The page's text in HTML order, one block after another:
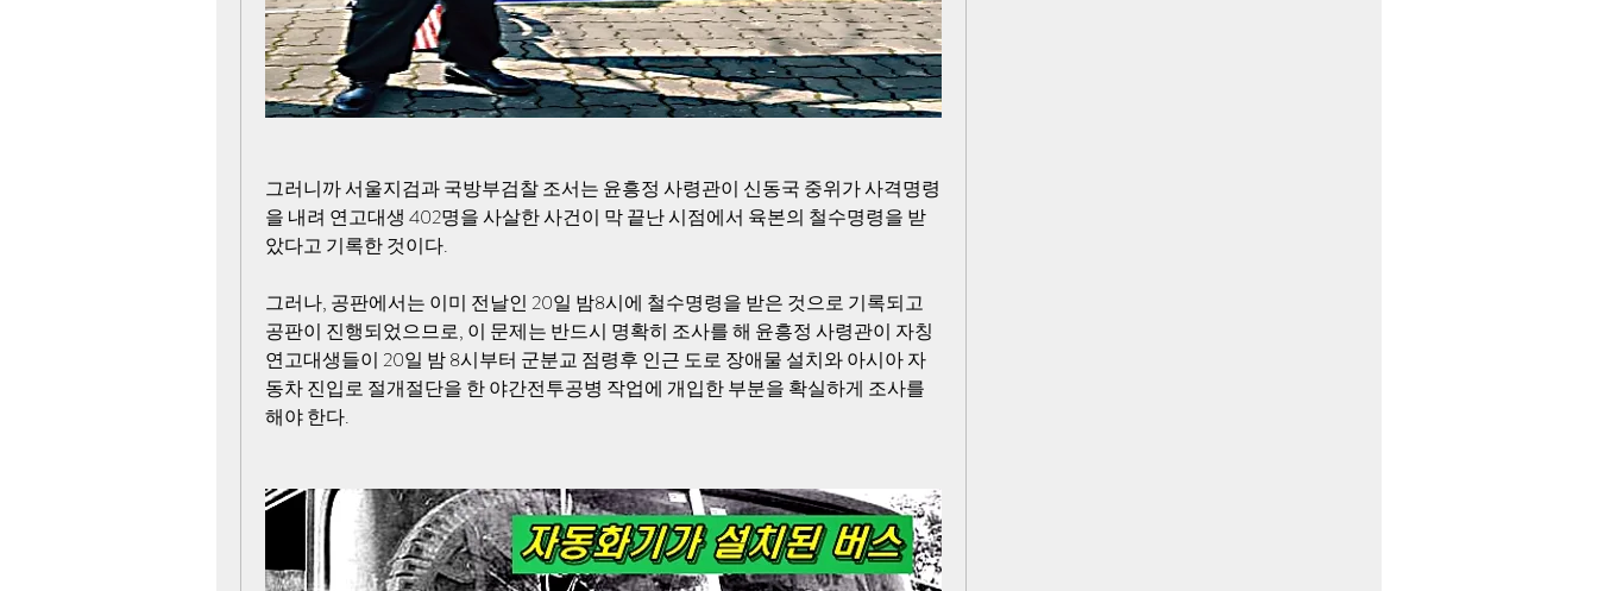
그러니까 서울지검과 국방부검찰 조서는 윤흥정 사령관이 신동국 중위가 사격명령
을 내려 연고대생 402명을 사살한 사건이 막 끝난 시점에서 육본의 철수명령을 받
았다고 기록한 것이다.
그러나, 공판에서는 이미 전날인 20일 밤8시에 철수명령을 받은 것으로 기록되고
공판이 진행되었으므로, 이 문제는 반드시 명확히 조사를 해 윤흥정 사령관이 자칭
연고대생들이 20일 밤 8시부터 군분교 점령후 인근 도로 장애물 설치와 아시아 자
동차 진입로 절개절단을 한 야간전투공병 작업에 개입한 부분을 확실하게 조사를
해야 한다.